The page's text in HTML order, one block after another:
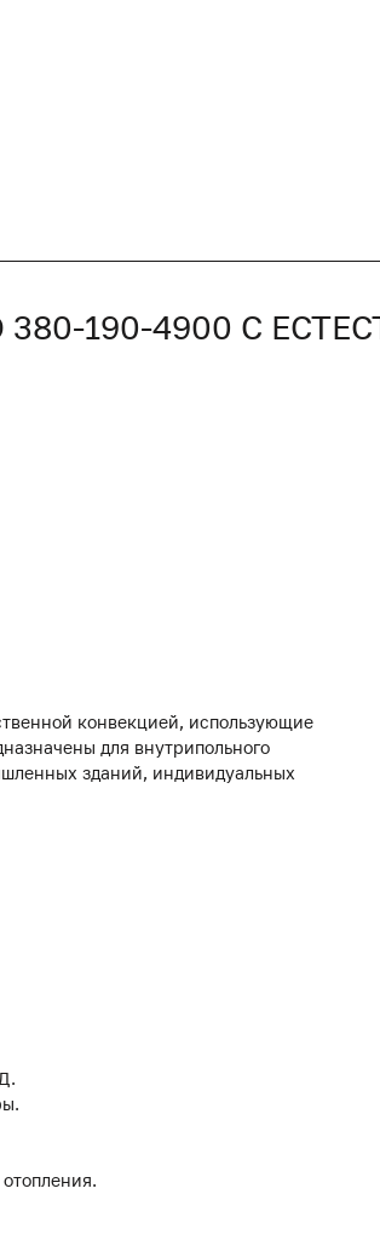
190-4900 С
конвекцией, использующие
для внутрипольного
зданий, индивидуальных